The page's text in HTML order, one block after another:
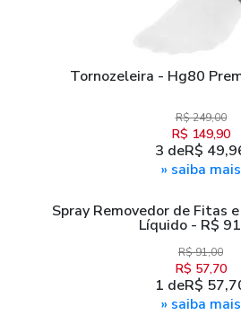
Tornozeleira - Hg80
R$ 249,00
R$ 149,90
3 deR$
» saiba mais
Spray Removedor de Fitas
Líquido - R$
R$ 91,00
R$ 57,70
1 deR$
» saiba mais